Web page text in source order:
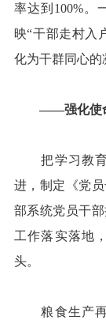
率达到100%。
映“干部走村入
化为干群同心的
——强化使
把学习教育
进，制定《党
部系统党员干
工作落实落地
头。
粮食生产再